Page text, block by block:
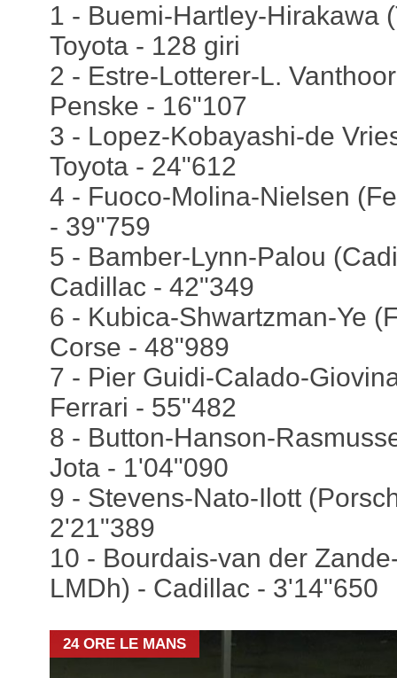
1 - Buemi-Hartley-Hirakawa
Toyota - 128 giri
2 - Estre-Lotterer-L.
Penske - 16"107
3 - Lopez-Kobayashi-de
Toyota - 24"612
4 - Fuoco-Molina-Nielsen
- 39"759
5 - Bamber-Lynn-Palou
Cadillac - 42"349
6 - Kubica-Shwartzman-Ye
Corse - 48"989
7 - Pier Guidi-Calado-
Ferrari - 55"482
8 - Button-Hanson-
Jota - 1'04"090
9 - Stevens-Nato-Ilott
2'21"389
10 - Bourdais-van der
LMDh) - Cadillac - 3'14"650
24 ORE LE MANS